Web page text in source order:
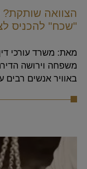
הצוואה שותקת?
"שכח" להכניס
מאת: משרד עורכי
משפחה וירושה
באוויר אנשים רבים